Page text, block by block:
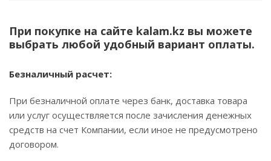
При покупке на сайте kalam.kz вы можете
выбрать любой удобный вариант оплаты.
Безналичный расчет:
При безналичной оплате через банк, доставка товара
или услуг осуществляется после зачисления денежных
средств на счет Компании, если иное не предусмотрено
договором.